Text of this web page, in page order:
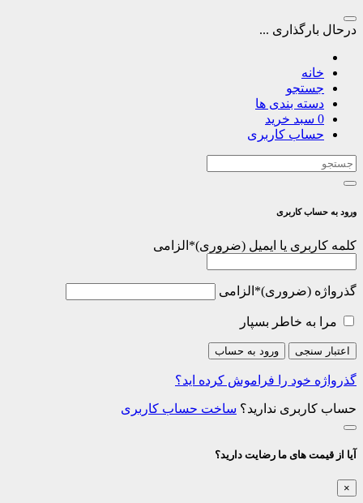
درحال بارگذاری ...
خانه
جستجو
دسته بندی ها
0 سبد خرید
حساب کاربری
ورود به حساب کاربری
کلمه کاربری یا ایمیل * الزامی
گذرواژه * الزامی
مرا به خاطر بسپار
اعتبار سنجی ورود به حساب
گذرواژه خود را فراموش کرده اید؟
حساب کاربری ندارید؟ ساخت حساب کاربری
آیا از قیمت های ما رضایت دارید؟
×